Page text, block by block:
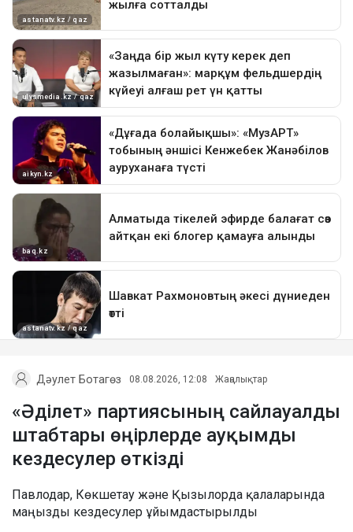
Дәулет Ботагөз 08.08.2026, 12:08 Жаңалықтар
«Әділет» партиясының сайлауалды
штабтары өңірлерде ауқымды
кездесулер өткізді
Павлодар, Көкшетау және Қызылорда қалаларында
маңызды кездесулер ұйымдастырылды